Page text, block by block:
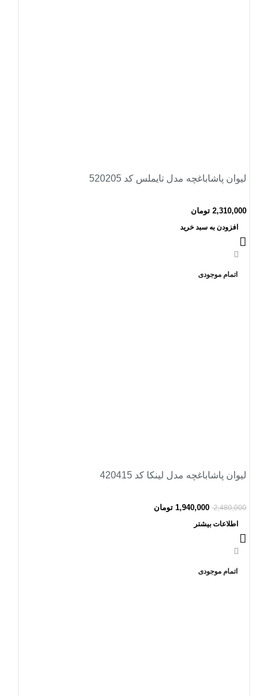
لیوان پاشاباغچه مدل تایملس کد 520205
2,310,000 تومان
افزودن به سبد خرید
اتمام موجودی
لیوان پاشاباغچه مدل لینکا کد 420415
2,480,000
1,940,000 تومان
اطلاعات بیشتر
اتمام موجودی